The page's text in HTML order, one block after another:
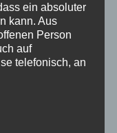
ein absoluter
kann. Aus
Person
auf
telefonisch, an